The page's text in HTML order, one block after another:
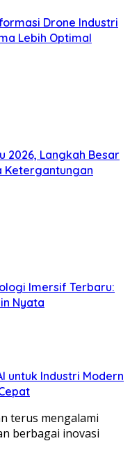
Drone Industri
Lebih Optimal
2026, Langkah Besar
Ketergantungan
Imersif Terbaru:
Nyata
untuk Industri Modern
terus mengalami
berbagai inovasi